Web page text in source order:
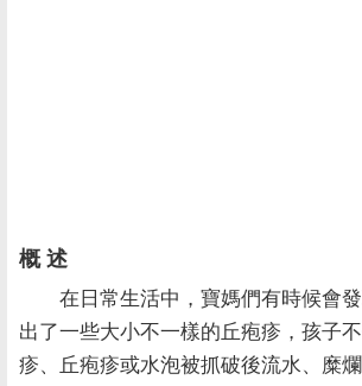
概 述
在日常生活中，寶媽們有時候會
出了一些大小不一樣的丘疱疹，孩子
疹、丘疱疹或水泡被抓破後流水、糜